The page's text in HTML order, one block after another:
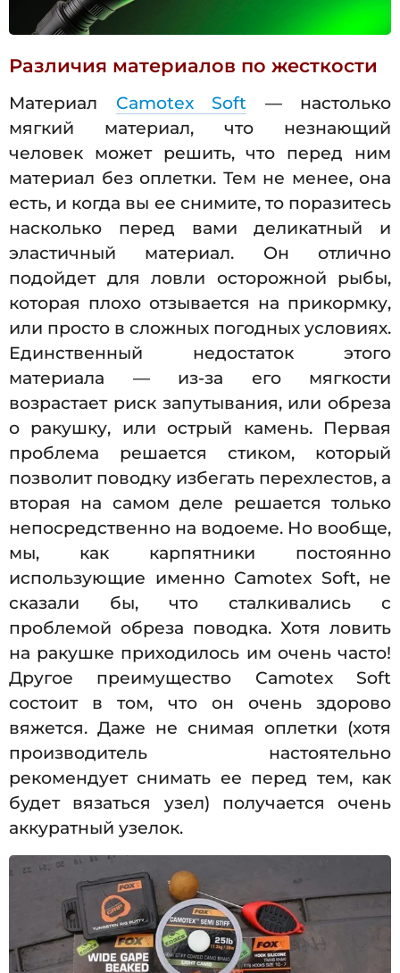
Различия материалов по жесткости
Материал Camotex Soft — настолько
мягкий материал, что незнающий
человек может решить, что перед ним
материал без оплетки. Тем не менее, она
есть, и когда вы ее снимите, то поразитесь
насколько перед вами деликатный и
эластичный материал. Он отлично
подойдет для ловли осторожной рыбы,
которая плохо отзывается на прикормку,
или просто в сложных погодных условиях.
Единственный недостаток этого
материала — из-за его мягкости
возрастает риск запутывания, или обреза
о ракушку, или острый камень. Первая
проблема решается стиком, который
позволит поводку избегать перехлестов, а
вторая на самом деле решается только
непосредственно на водоеме. Но вообще,
мы, как карпятники постоянно
использующие именно Camotex Soft, не
сказали бы, что сталкивались с
проблемой обреза поводка. Хотя ловить
на ракушке приходилось им очень часто!
Другое преимущество Camotex Soft
состоит в том, что он очень здорово
вяжется. Даже не снимая оплетки (хотя
производитель настоятельно
рекомендует снимать ее перед тем, как
будет вязаться узел) получается очень
аккуратный узелок.